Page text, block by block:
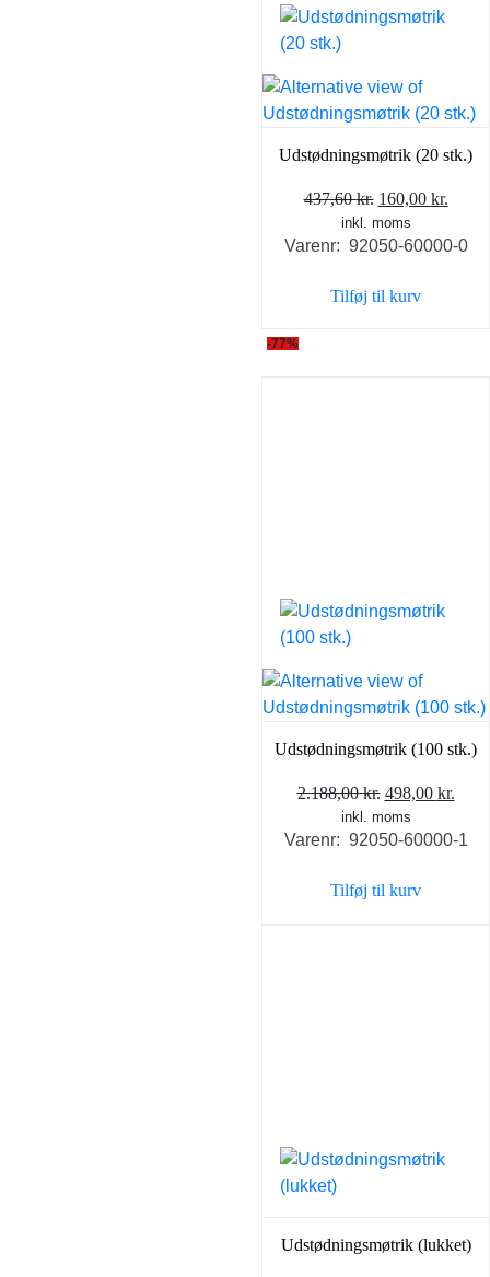
Udstødningsmøtrik (20 stk.)
437,60kr. Den
oprindelige
pris
437,60 kr..
160,00 kr.
pris
inkl. moms
Varenr: 92050-60000-0
Tilføj til kurv
-77%
Udstødningsmøtrik (100 stk.)
2.188,00kr. Den
oprindelige
pris
2.188,00 kr..
498,00 kr.
pris
inkl. moms
Varenr: 92050-60000-1
Tilføj til kurv
Udstødningsmøtrik (lukket)